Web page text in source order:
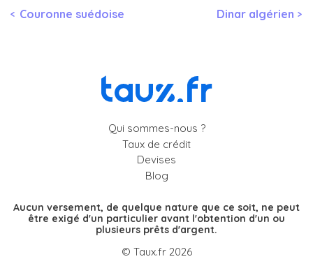
Couronne suédoise Dinar algérien
Qui sommes-nous ?
Taux de crédit
Devises
Blog
Aucun versement, de quelque nature que ce soit, ne peut
être exigé d'un particulier avant l'obtention d'un ou
plusieurs prêts d'argent.
© Taux.fr 2026